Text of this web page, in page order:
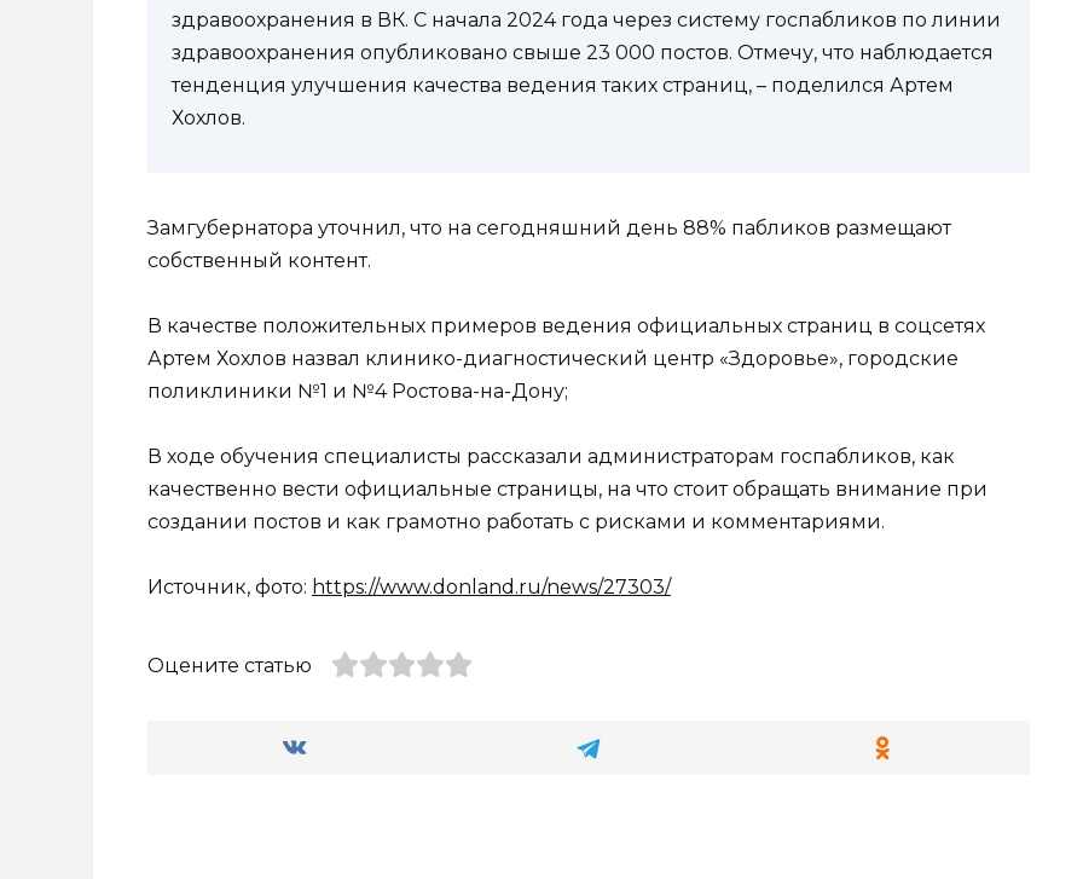
здравоохранения в ВК. С начала 2024 года через систему госпабликов по линии
здравоохранения опубликовано свыше 23 000 постов. Отмечу, что наблюдается
тенденция улучшения качества ведения таких страниц, – поделился Артем
Хохлов.
Замгубернатора уточнил, что на сегодняшний день 88% пабликов размещают
собственный контент.
В качестве положительных примеров ведения официальных страниц в соцсетях
Артем Хохлов назвал клинико-диагностический центр «Здоровье», городские
поликлиники №1 и №4 Ростова-на-Дону;
В ходе обучения специалисты рассказали администраторам госпабликов, как
качественно вести официальные страницы, на что стоит обращать внимание при
создании постов и как грамотно работать с рисками и комментариями.
Источник, фото: https://www.donland.ru/news/27303/
Оцените статью